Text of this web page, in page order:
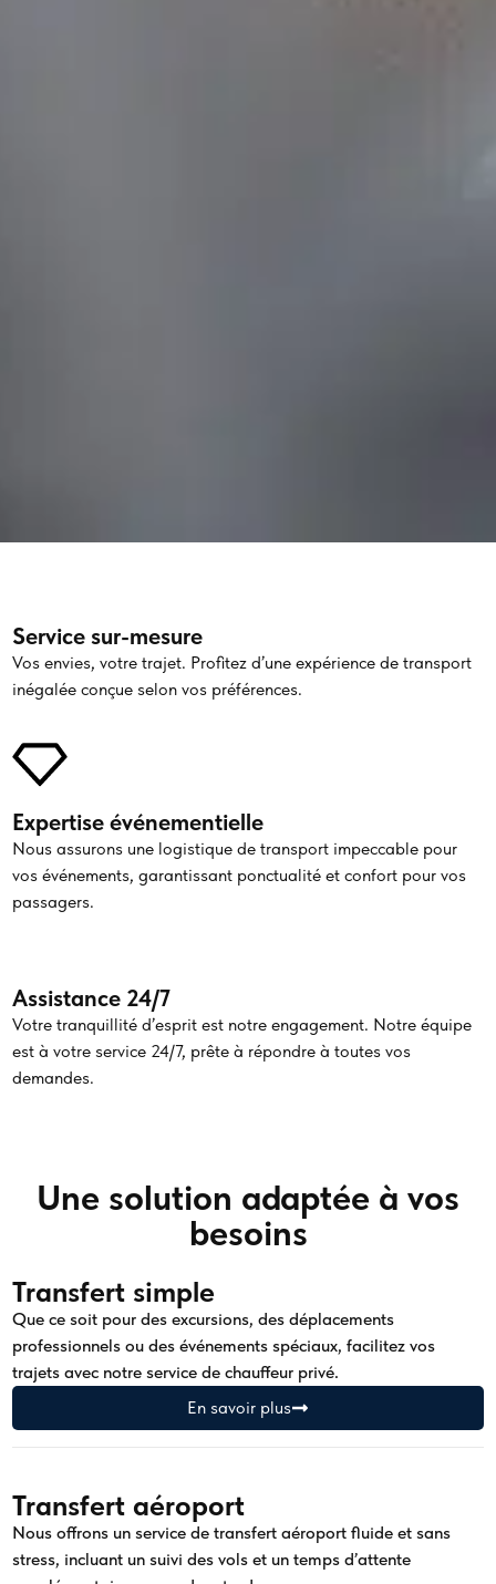
Service sur-mesure
Vos envies, votre trajet. Profitez d’une expérience de transport
inégalée conçue selon vos préférences.
Expertise événementielle
Nous assurons une logistique de transport impeccable pour
vos événements, garantissant ponctualité et confort pour vos
passagers.
Assistance 24/7
Votre tranquillité d’esprit est notre engagement. Notre équipe
est à votre service 24/7, prête à répondre à toutes vos
demandes.
Une solution adaptée à vos
besoins
Transfert simple
Que ce soit pour des excursions, des déplacements
professionnels ou des événements spéciaux, facilitez vos
trajets avec notre service de chauffeur privé.
En savoir plus
Transfert aéroport
Nous offrons un service de transfert aéroport fluide et sans
stress, incluant un suivi des vols et un temps d’attente